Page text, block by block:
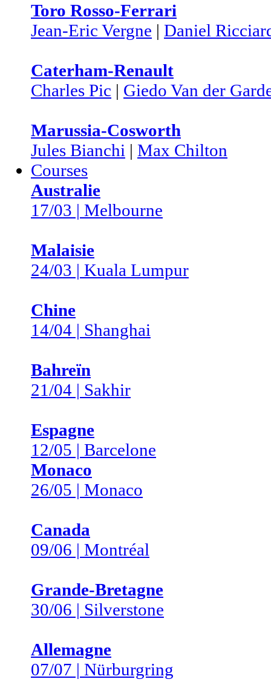
Toro Rosso-Ferrari
Jean-Eric Vergne | Daniel
Caterham-Renault
Charles Pic | Giedo Van der
Marussia-Cosworth
Jules Bianchi | Max Chilton
Courses
Australie
17/03 | Melbourne
Malaisie
24/03 | Kuala Lumpur
Chine
14/04 | Shanghai
Bahreïn
21/04 | Sakhir
Espagne
12/05 | Barcelone
Monaco
26/05 | Monaco
Canada
09/06 | Montréal
Grande-Bretagne
30/06 | Silverstone
Allemagne
07/07 | Nürburgring